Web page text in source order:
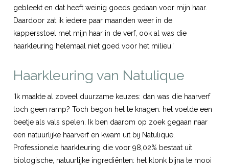
gebleekt en dat heeft weinig goeds gedaan voor mijn haar.
Daardoor zat ik iedere paar maanden weer in de
kappersstoel met mijn haar in de verf, ook al was die
haarkleuring helemaal niet goed voor het milieu.'
Haarkleuring van Natulique
'Ik maakte al zoveel duurzame keuzes: dan was die haarverf
toch geen ramp? Toch begon het te knagen: het voelde een
beetje als vals spelen. Ik ben daarom op zoek gegaan naar
een natuurlijke haarverf en kwam uit bij Natulique.
Professionele haarkleuring die voor 98,02% bestaat uit
biologische, natuurlijke ingrediënten: het klonk bijna te mooi